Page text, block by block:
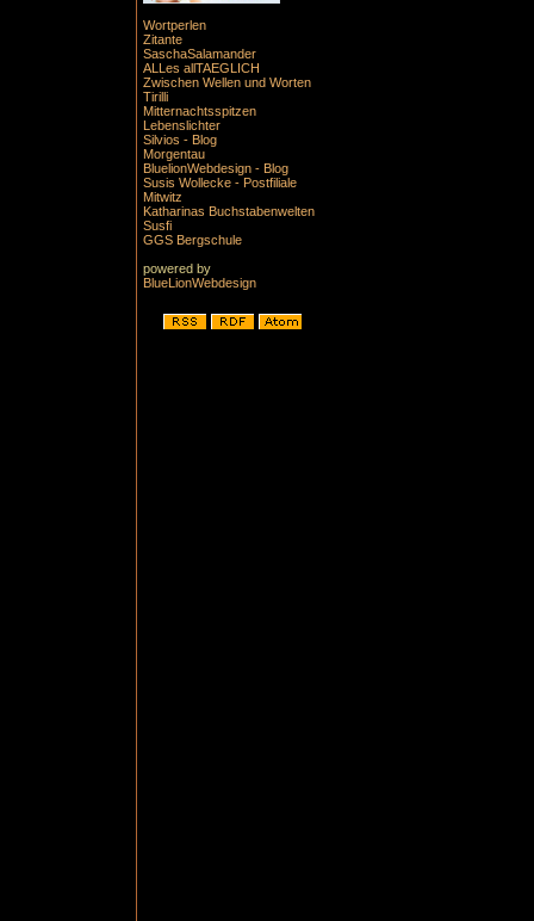
Wortperlen
Zitante
SaschaSalamander
ALLes allTAEGLICH
Zwischen Wellen und Worten
Tirilli
Mitternachtsspitzen
Lebenslichter
Silvios - Blog
Morgentau
BluelionWebdesign - Blog
Susis Wollecke - Postfiliale
Mitwitz
Katharinas Buchstabenwelten
Susfi
GGS Bergschule
powered by
BlueLionWebdesign